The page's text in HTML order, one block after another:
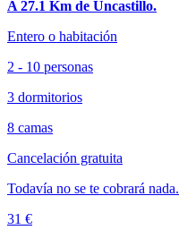
A 27.1 Km de Uncastillo.
Entero o habitación
2 - 10 personas
3 dormitorios
8 camas
Cancelación gratuita
Todavía no se te cobrará nada.
31 €